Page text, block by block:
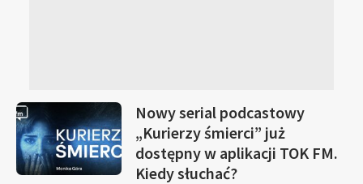
Nowy serial podcastowy
„Kurierzy śmierci” już
dostępny w aplikacji TOK FM.
Kiedy słuchać?